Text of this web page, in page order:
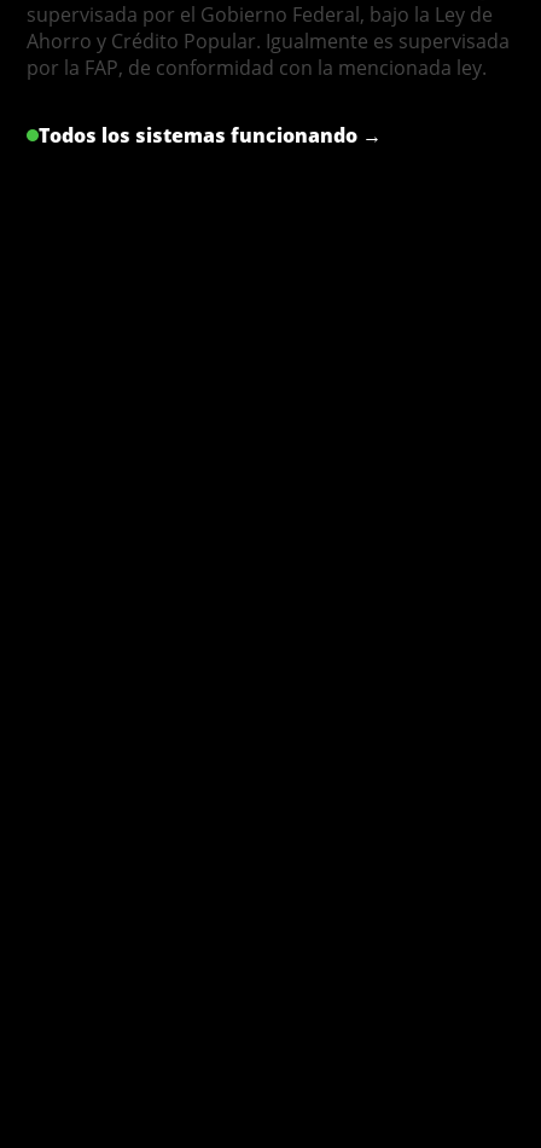
supervisada por el Gobierno Federal, bajo la Ley de
Ahorro y Crédito Popular. Igualmente es supervisada
por la FAP, de conformidad con la mencionada ley.
Todos los sistemas funcionando →